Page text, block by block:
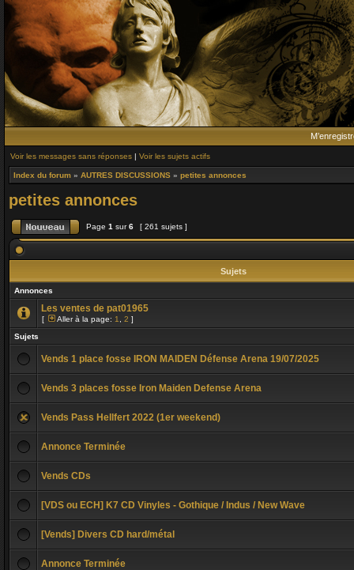
Voir les messages sans réponses | Voir les sujets actifs
Index du forum » AUTRES DISCUSSIONS » petites annonces
petites annonces
Page 1 sur6 [ 261 sujets ]
Sujets
Annonces
Les ventes de pat01965
[ Aller à la page: 1 2 ]
Sujets
Vends 1 place fosse IRON MAIDEN Défense Arena 19/07/2025
Vends 3 places fosse Iron Maiden Defense Arena
Vends Pass Hellfert 2022 (1er weekend)
Annonce Terminée
Vends CDs
[VDS ou ECH] K7 CD Vinyles - Gothique / Indus / New Wave
[Vends] Divers CD hard/métal
Annonce Terminée